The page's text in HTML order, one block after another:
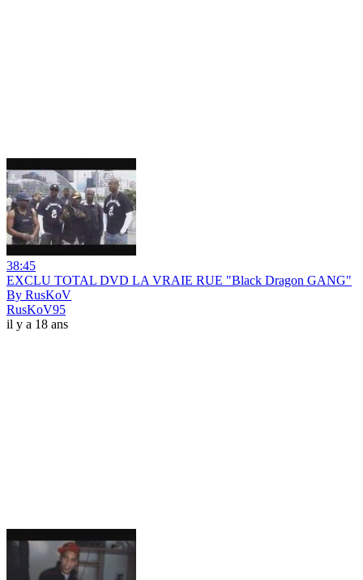
38:45
EXCLU TOTAL DVD LA VRAIE RUE "Black Dragon GANG"
By RusKoV
RusKoV95
il y a 18 ans